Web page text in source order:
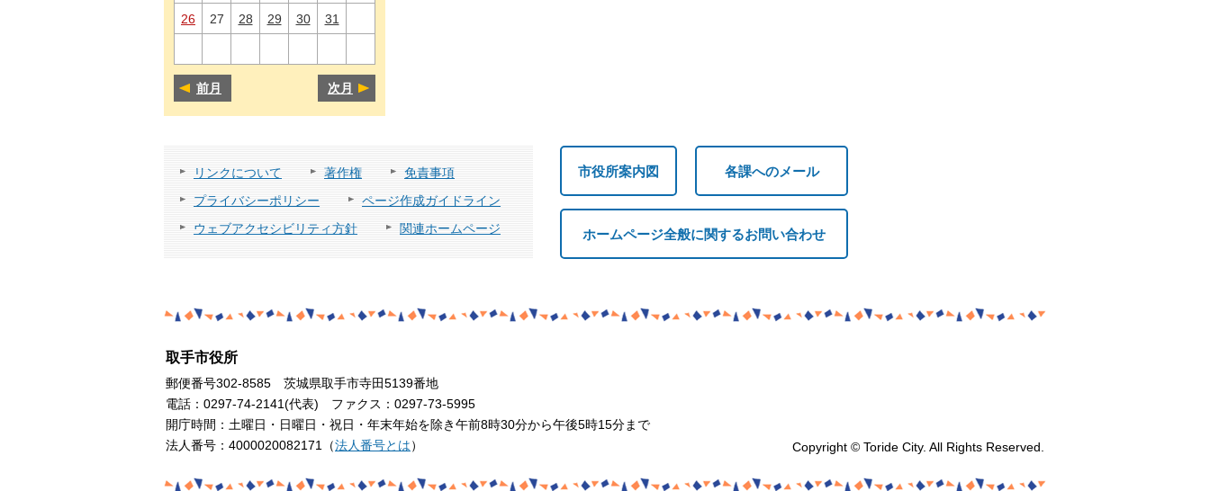
26 27 28 29 30 31
前月 次月
リンクについて 著作権
免責事項
プライバシーポリシー
ページ作成ガイドライン
ウェブアクセシビリティ方針
関連ホームページ
市役所案内図 各課へのメール
ホームページ全般に関するお問い合わせ
取手市役所
郵便番号302-8585 茨城県取手市寺田5139番地
電話：0297-74-2141(代表) ファクス：0297-73-5995
開庁時間：土曜日・日曜日・祝日・年末年始を除き午前8時30分から午後5時15分まで
法人番号：4000020082171（法人番号とは） Copyright © Toride City. All Rights Reserved.